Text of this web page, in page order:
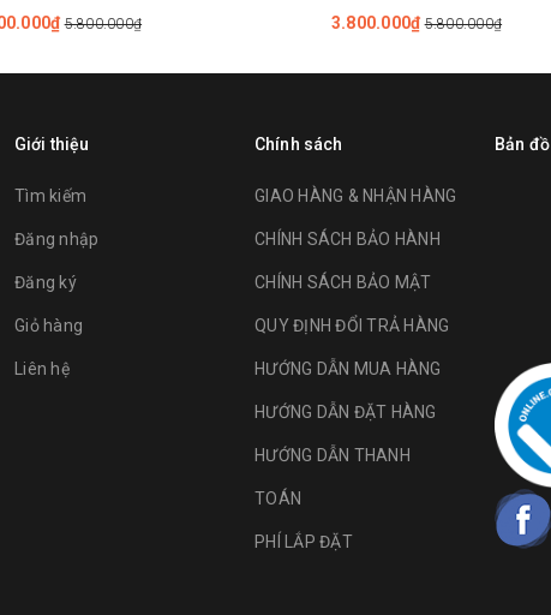
Agate
5.800.000₫
Cynet
3.800.000₫ 5.800.000₫
Giới thiệu
Tìm kiếm
Đăng nhập
Đăng ký
Giỏ hàng
Liên hệ
Chính sách
GIAO HÀNG & NHẬN HÀNG
CHÍNH SÁCH BẢO HÀNH
CHÍNH SÁCH BẢO MẬT
QUY ĐỊNH ĐỔI TRẢ HÀNG
HƯỚNG DẪN MUA HÀNG
HƯỚNG DẪN ĐẶT HÀNG
HƯỚNG DẪN THANH
TOÁN
PHÍ LẮP ĐẶT
Bản đồ